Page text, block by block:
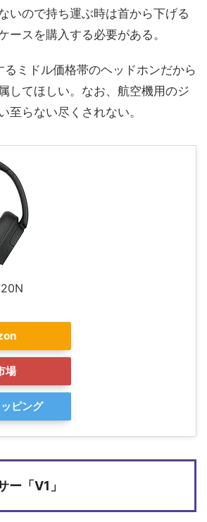
いので持ち運ぶ時は首から下げる
ースを購入する必要がある。
るミドル価格帯のヘッドホンだから
してほしい。なお、航空機用のジ
至らない尽くされない。
場
ピング
ー「V1」